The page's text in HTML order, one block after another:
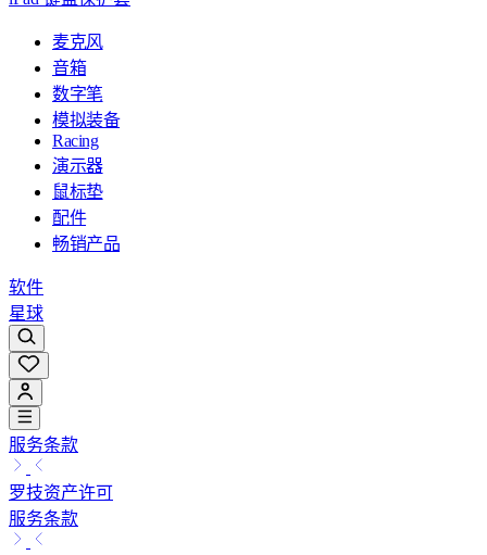
麦克风
音箱
数字笔
模拟装备
Racing
演示器
鼠标垫
配件
畅销产品
软件
星球
服务条款
罗技资产许可
服务条款